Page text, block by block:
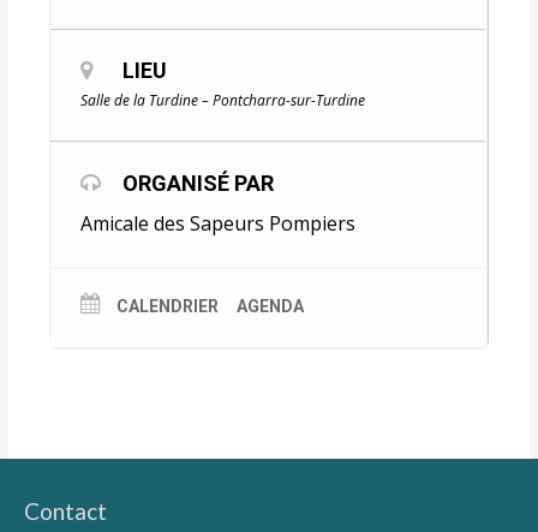
LIEU
Salle de la Turdine – Pontcharra-sur-Turdine
ORGANISÉ PAR
Amicale des Sapeurs Pompiers
CALENDRIER AGENDA
Contact